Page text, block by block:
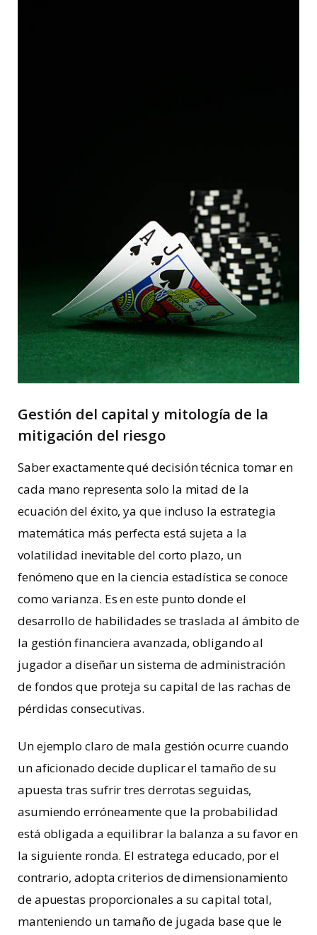
Gestión del capital y mitología de la
mitigación del riesgo
Saber exactamente qué decisión técnica tomar en
cada mano representa solo la mitad de la
ecuación del éxito, ya que incluso la estrategia
matemática más perfecta está sujeta a la
volatilidad inevitable del corto plazo, un
fenómeno que en la ciencia estadística se conoce
como varianza. Es en este punto donde el
desarrollo de habilidades se traslada al ámbito de
la gestión financiera avanzada, obligando al
jugador a diseñar un sistema de administración
de fondos que proteja su capital de las rachas de
pérdidas consecutivas.
Un ejemplo claro de mala gestión ocurre cuando
un aficionado decide duplicar el tamaño de su
apuesta tras sufrir tres derrotas seguidas,
asumiendo erróneamente que la probabilidad
está obligada a equilibrar la balanza a su favor en
la siguiente ronda. El estratega educado, por el
contrario, adopta criterios de dimensionamiento
de apuestas proporcionales a su capital total,
manteniendo un tamaño de jugada base que le